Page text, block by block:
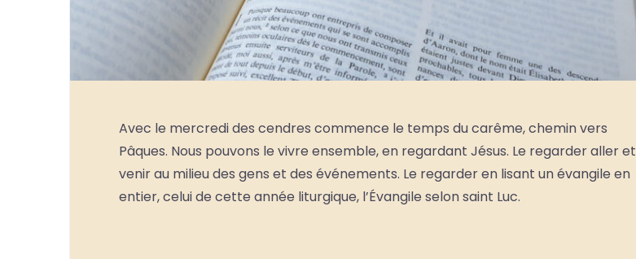
Avec le mercredi des cendres commence le temps du carême, chemin vers
Pâques. Nous pouvons le vivre ensemble, en regardant Jésus. Le regarder aller et
venir au milieu des gens et des événements. Le regarder en lisant un évangile en
entier, celui de cette année liturgique, l’Évangile selon saint Luc.